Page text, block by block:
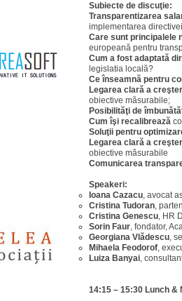
Subiecte de discuţie:
Transparentizarea
implementarea
Care sunt principalele
europeană pentru
Cum a fost adaptată
legislatia locală?
Ce înseamnă pentru
Legarea clară a
obiective măsurabile;
Posibilităţi de
Cum îşi recalibrează
Soluţii pentru
Legarea clară a
obiective măsurabile
Comunicarea
Speakeri:
Ioana Cazacu, avocat
Cristina Tudoran,
Cristina Genescu, HR
Sorin Faur, fondator,
Georgiana Vlădescu,
Mihaela Feodorof,
Luiza Banyai,
14:15 – 15:30 Lunch &